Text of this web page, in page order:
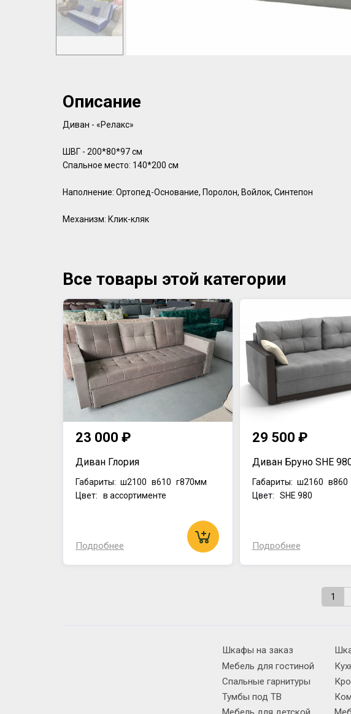
Описание
Диван - «Релакс»
ШВГ - 200*80*97 см
Спальное место: 140*200 см
Наполнение: Ортопед-Основание, Поролон, Войлок, Синтепон
Механизм: Клик-кляк
Все товары этой категории
23 000 ₽
Диван Глория
Габариты: ш2100 в610 г870мм
Цвет: в ассортименте
Подробнее
29 500 ₽
Диван Бруно SHE
Габариты: ш2160 в860
Цвет: SHE 980
Подробнее
1
Шкафы на заказ
Мебель для гостиной
Спальные гарнитуры
Тумбы под ТВ